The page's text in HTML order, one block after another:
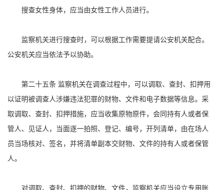
搜查女性身体，应当由女性工作人员进行。
监察机关进行搜查时，可以根据工作需要提请公安机关配合。
公安机关应当依法予以协助。
第二十五条 监察机关在调查过程中，可以调取、查封、扣押用
以证明被调查人涉嫌违法犯罪的财物、文件和电子数据等信息。采
取调取、查封、扣押措施，应当收集原物原件，会同持有人或者保
管人、见证人，当面逐一拍照、登记、编号，开列清单，由在场人
员当场核对、签名，并将清单副本交财物、文件的持有人或者保管
人。
对调取、查封、扣押的财物、文件，监察机关应当设立专用账